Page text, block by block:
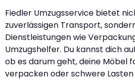
Fiedler Umzugsservice bietet
zuverlässigen Transport,
Dienstleistungen wie
Umzugshelfer. Du kannst dich
ob es darum geht, deine Möbel
verpacken oder schwere Lasten